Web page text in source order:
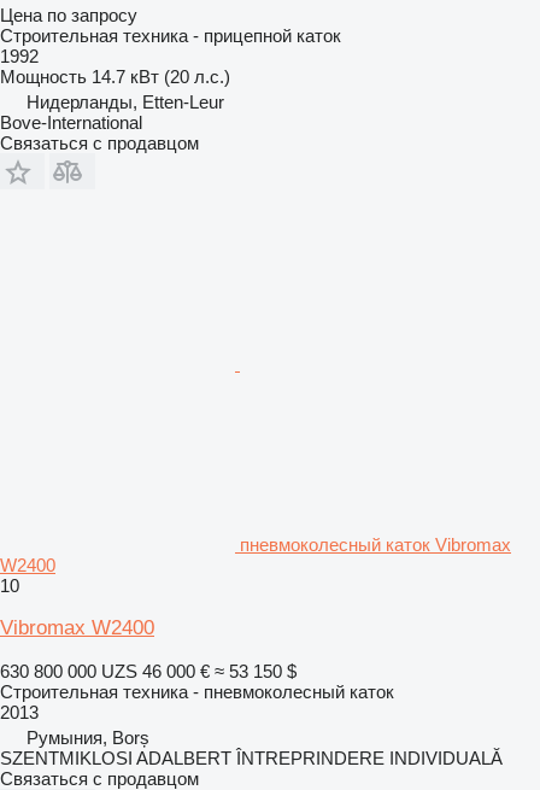
Цена по запросу
Строительная техника - прицепной каток
1992
Мощность 14.7 кВт (20 л.с.)
Нидерланды, Etten-Leur
Bove-International
Связаться с продавцом
пневмоколесный каток Vibromax
W2400
10
Vibromax W2400
630 800 000 UZS 46 000 € ≈ 53 150 $
Строительная техника - пневмоколесный каток
2013
Румыния, Borș
SZENTMIKLOSI ADALBERT ÎNTREPRINDERE INDIVIDUALĂ
Связаться с продавцом